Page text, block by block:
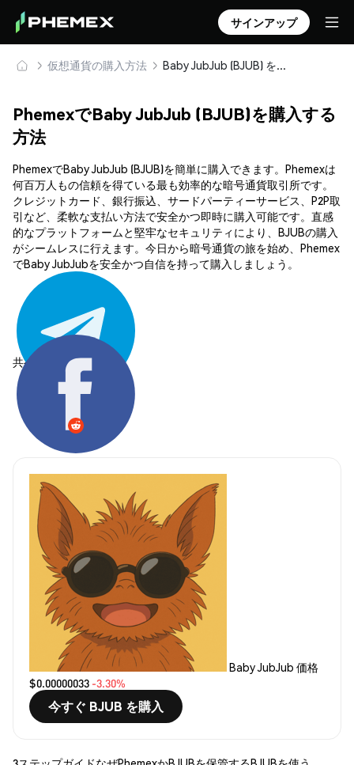
サインアップ
仮想通貨の購入方法 Baby JubJub (BJUB) を安全に購入・保管
PhemexでBaby JubJub (BJUB)を購入する
方法
PhemexでBaby JubJub (BJUB)を簡単に購入できます。Phemexは
何百万人もの信頼を得ている最も効率的な暗号通貨取引所です。
クレジットカード、銀行振込、サードパーティーサービス、P2P取
引など、柔軟な支払い方法で安全かつ即時に購入可能です。直感
的なプラットフォームと堅牢なセキュリティにより、BJUBの購入
がシームレスに行えます。今日から暗号通貨の旅を始め、Phemex
でBaby JubJubを安全かつ自信を持って購入しましょう。
共有する:
Baby JubJub 価格
$0.00000033 -3.30%
今すぐ BJUB を購入